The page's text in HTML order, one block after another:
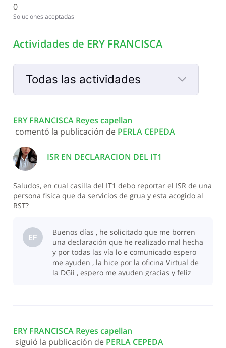
0
Soluciones aceptadas
Actividades de ERY FRANCISCA
Todas las actividades
Selected
las
actividades
ERY FRANCISCA Reyes capellan
comentó la publicación de PERLA CEPEDA
ISR EN DECLARACION DEL IT1
Saludos, en cual casilla del IT1 debo reportar el ISR de una
persona fisica que da servicios de grua y esta acogido al
RST?
EF
Buenos días , he solicitado que me borren
una declaración que he realizado mal hecha
y por todas las vía lo e comunicado espero
me ayuden , la hice por la oficina Virtual de
la DGii , espero me ayuden gracias y feliz
ERY FRANCISCA Reyes capellan
siguió la publicación de PERLA CEPEDA